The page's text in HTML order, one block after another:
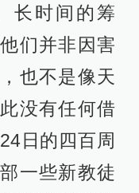
长时间的筹
们并非因害
也不是像天
没有任何借
日的四百周
一些新教徒